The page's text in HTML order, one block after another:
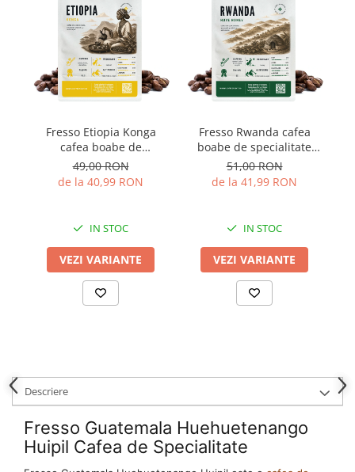
Fresso Etiopia Konga
cafea boabe de
specialitate proaspăt
prăjită
49,00 RON
de la 40,99 RON
IN STOC
VEZI VARIANTE
Fresso Rwanda cafea
boabe de specialitate
proaspăt prăjită
51,00 RON
de la 41,99 RON
IN STOC
VEZI VARIANTE
Descriere
Fresso Guatemala Huehuetenango
Huipil Cafea de Specialitate